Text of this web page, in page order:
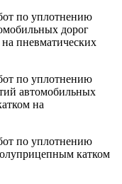
по уплотнению
дорог
пневматических
по уплотнению
автомобильных
на
по уплотнению
катком